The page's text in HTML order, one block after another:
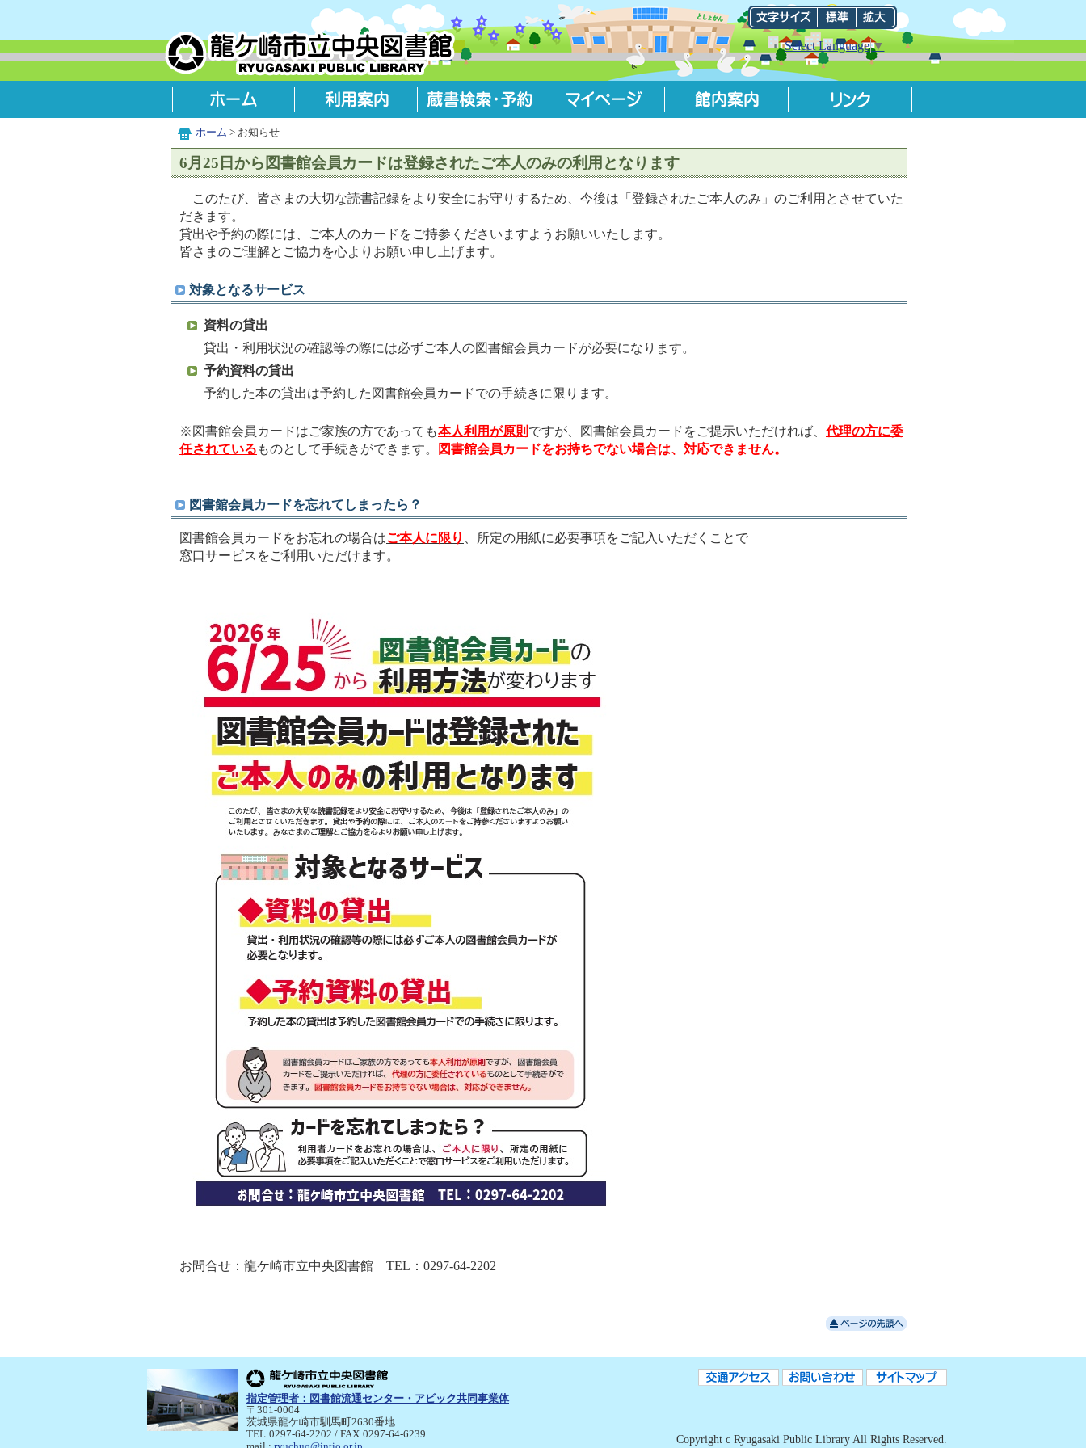
Select Language▼
ホーム > お知らせ
6月25日から図書館会員カードは登録されたご本人のみの利用となります
このたび、皆さまの大切な読書記録をより安全にお守りするため、今後は「登録されたご本人のみ」のご利用とさせていた
だきます。
貸出や予約の際には、ご本人のカードをご持参くださいますようお願いいたします。
皆さまのご理解とご協力を心よりお願い申し上げます。
対象となるサービス
資料の貸出
貸出・利用状況の確認等の際には必ずご本人の図書館会員カードが必要になります。
予約資料の貸出
予約した本の貸出は予約した図書館会員カードでの手続きに限ります。
※図書館会員カードはご家族の方であっても本人利用が原則 ですが、図書館会員カードをご提示いただければ、代理の方に委
任されている ものとして手続きができます。 図書館会員カードをお持ちでない場合は、対応できません。
図書館会員カードを忘れてしまったら？
図書館会員カードをお忘れの場合はご本人に限り
、所定の用紙に必要事項をご記入いただくことで
窓口サービスをご利用いただけます。
お問合せ：龍ケ崎市立中央図書館 TEL：0297-64-2202
指定管理者： 図書館流通センター・アビック共同事業体
〒301-0004
茨城県龍ケ崎市馴馬町2630番地
TEL:0297-64-2202 / FAX:0297-64-6239
Copyright c Ryugasaki Public Library All Rights Reserved.